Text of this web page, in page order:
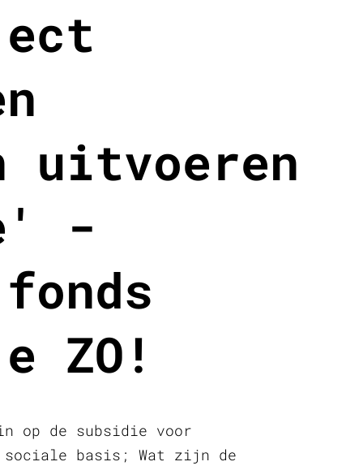
-
ZO!
op de subsidie voor
sociale basis; Wat zijn de